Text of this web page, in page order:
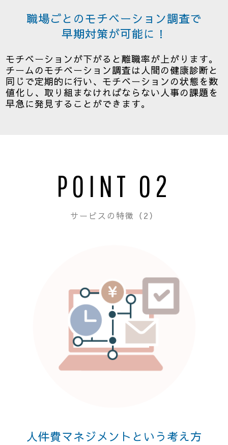
職場ごとのモチベーション調査で
早期対策が可能に！
モチベーションが下がると離職率が上がります。
チームのモチベーション調査は人間の健康診断と
同じで定期的に行い、モチベーションの状態を数
値化し、取り組まなければならない人事の課題を
早急に発見することができます。
POINT 02
サービスの特徴（2）
人件費マネジメントという考え方